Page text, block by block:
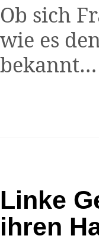
Ob sich
wie es
bekannt…
Linke
ihren